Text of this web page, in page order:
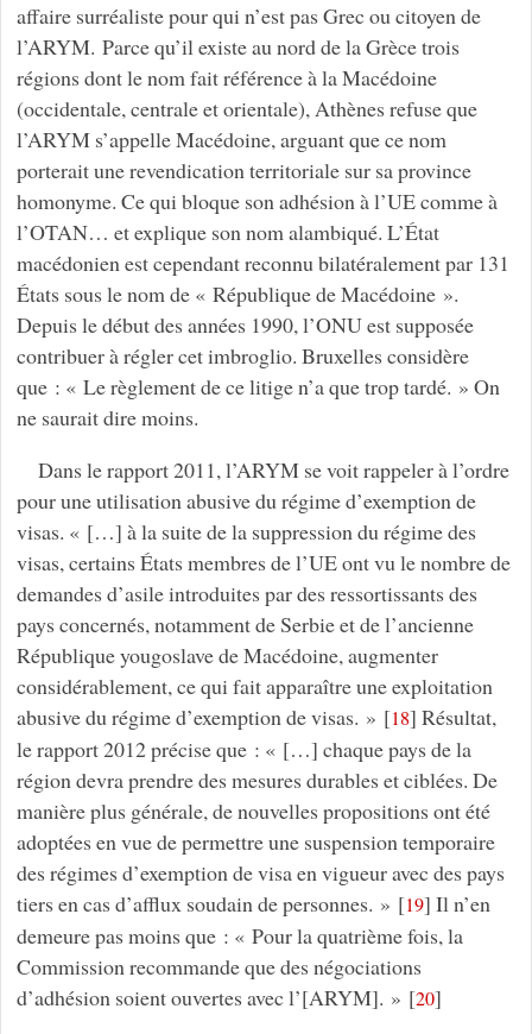
affaire surréaliste pour qui n’est pas Grec ou citoyen de
l’ARYM. Parce qu’il existe au nord de la Grèce trois
régions dont le nom fait référence à la Macédoine
(occidentale, centrale et orientale), Athènes refuse que
l’ARYM s’appelle Macédoine, arguant que ce nom
porterait une revendication territoriale sur sa province
homonyme. Ce qui bloque son adhésion à l’UE comme à
l’OTAN… et explique son nom alambiqué. L’État
macédonien est cependant reconnu bilatéralement par 131
États sous le nom de « République de Macédoine ».
Depuis le début des années 1990, l’ONU est supposée
contribuer à régler cet imbroglio. Bruxelles considère
que : « Le règlement de ce litige n’a que trop tardé. » On
ne saurait dire moins.
Dans le rapport 2011, l’ARYM se voit rappeler à l’ordre
pour une utilisation abusive du régime d’exemption de
visas. « […] à la suite de la suppression du régime des
visas, certains États membres de l’UE ont vu le nombre de
demandes d’asile introduites par des ressortissants des
pays concernés, notamment de Serbie et de l’ancienne
République yougoslave de Macédoine, augmenter
considérablement, ce qui fait apparaître une exploitation
abusive du régime d’exemption de visas. » [18] Résultat,
le rapport 2012 précise que : « […] chaque pays de la
région devra prendre des mesures durables et ciblées. De
manière plus générale, de nouvelles propositions ont été
adoptées en vue de permettre une suspension temporaire
des régimes d’exemption de visa en vigueur avec des pays
tiers en cas d’afflux soudain de personnes. » [19] Il n’en
demeure pas moins que : « Pour la quatrième fois, la
Commission recommande que des négociations
d’adhésion soient ouvertes avec l’[ARYM]. » [20]